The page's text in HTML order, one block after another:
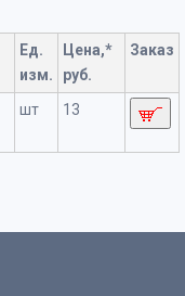
Ед.
изм.
Цена,*
руб.
Заказ
шт 13